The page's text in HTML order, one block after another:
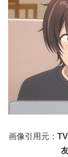
画像引用元：